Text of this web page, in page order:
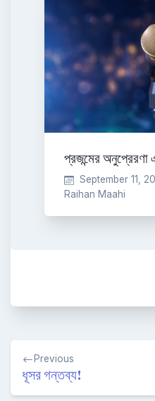
প্রজন্মের অনুপ্রেরণা
September 11,
Raihan Maahi
Post
navigation
Previous
ধূসর গন্তব্য!